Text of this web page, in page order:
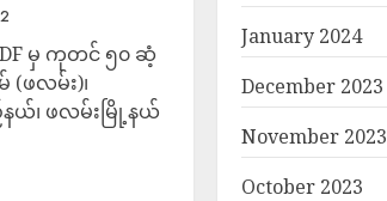
မှ ကုတင် ၅၀ ဆံ့
(ဖလမ်း)၊
ယ်၊ ဖလမ်းမြို့နယ်
January 2024
December 2023
November 2023
October 2023